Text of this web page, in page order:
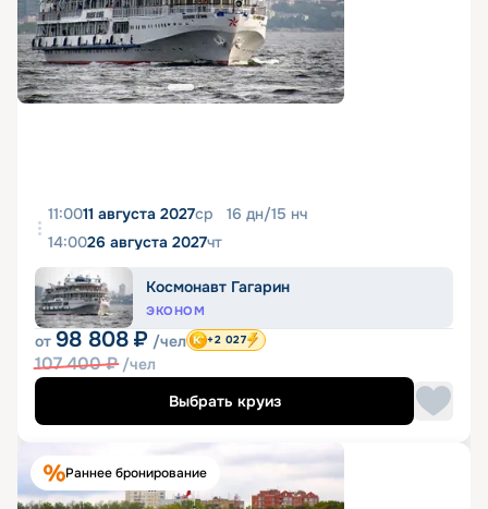
11:0011 августа 2027ср 16 дн/15 нч
14:0026 августа 2027чт
Космонавт Гагарин
ЭКОНОМ
от 98 808 ₽ /чел
107 400₽ /чел
+2 027
Выбрать круиз
Раннее бронирование